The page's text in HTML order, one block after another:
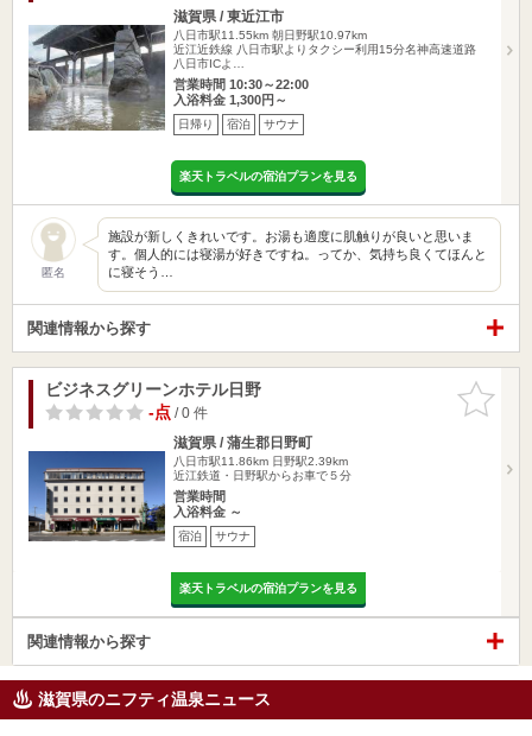
滋賀県 / 東近江市
八日市駅11.55km 朝日野駅10.97km
近江近鉄線 八日市駅よりタクシー利用15分名神高速道路
八日市ICよ…
営業時間 10:30～22:00
入浴料金 1,300円～
日帰り 宿泊 サウナ
楽天トラベルの宿泊プランを見る
匿名
施設が新しくきれいです。お湯も適度に肌触りが良いと思いま
す。個人的には寝湯が好きですね。ってか、気持ち良くてほんと
に寝そう…
関連情報から探す
お気に入
りに追加
ビジネスグリーンホテル日野
-点/ 0 件
滋賀県 / 蒲生郡日野町
八日市駅11.86km 日野駅2.39km
近江鉄道・日野駅からお車で５分
営業時間
入浴料金 ～
宿泊 サウナ
楽天トラベルの宿泊プランを見る
関連情報から探す
滋賀県のニフティ温泉ニュース